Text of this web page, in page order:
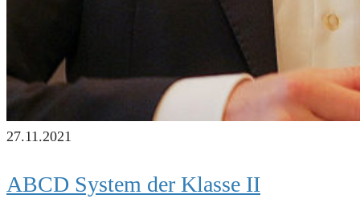
27.11.2021
ABCD System der Klasse II